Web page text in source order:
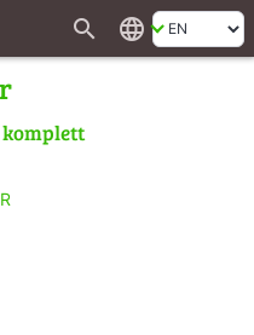
search language